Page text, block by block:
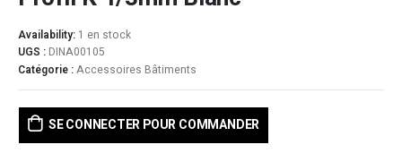
Availability: 1 en stock
UGS : DINA00105
Catégorie :Accessoires Bâtiments
SE CONNECTER POUR COMMANDER